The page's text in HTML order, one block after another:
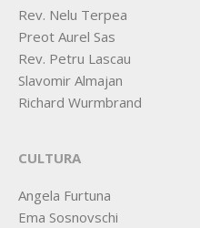
Rev. Nelu Terpea
Preot Aurel Sas
Rev. Petru Lascau
Slavomir Almajan
Richard Wurmbrand
CULTURA
Angela Furtuna
Ema Sosnovschi